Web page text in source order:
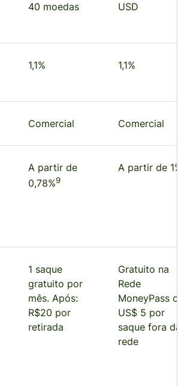
40 moedas USD
1,1% 1,1%
Comercial Comercial
A partir de
0,78%9
A partir de 1%
1 saque
gratuito por
mês. Após:
R$20 por
retirada
Gratuito na
Rede
MoneyPass ou
US$ 5 por
saque fora da
rede